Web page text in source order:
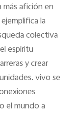
afición en
la
colectiva
espíritu
y crear
vivo se
el mundo a